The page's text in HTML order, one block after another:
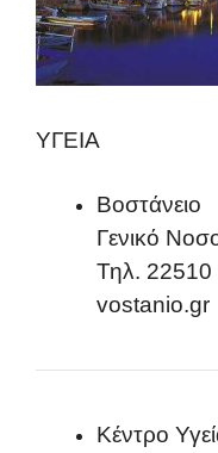
ΥΓΕΙΑ
Βοστάνειο
Γενικό
Τηλ. 22510
vostanio.gr
Κέντρο